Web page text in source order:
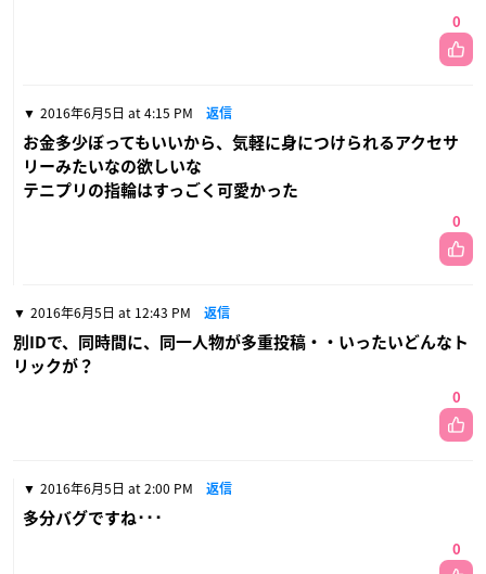
0
2016年6月5日 at 4:15 PM 返信
お金多少ぼってもいいから、気軽に身につけられるアクセサ
リーみたいなの欲しいな
テニプリの指輪はすっごく可愛かった
0
2016年6月5日 at 12:43 PM 返信
別IDで、同時間に、同一人物が多重投稿・・いったいどんなト
リックが？
0
2016年6月5日 at 2:00 PM 返信
多分バグですね･･･
0